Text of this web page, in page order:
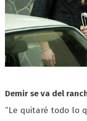
Demir se va del
“Le quitaré todo lo